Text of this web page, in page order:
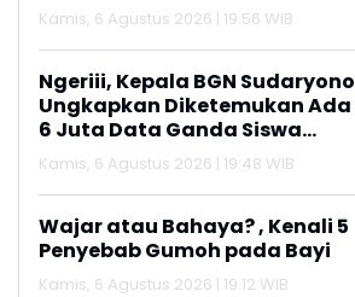
Kamis, 6 Agustus 2026 | 19:56 WIB
Ngeriii, Kepala BGN Sudaryono
Ungkapkan Diketemukan Ada
6 Juta Data Ganda Siswa
Penerima MBG
Kamis, 6 Agustus 2026 | 19:48 WIB
Wajar atau Bahaya? , Kenali 5
Penyebab Gumoh pada Bayi
Kamis, 6 Agustus 2026 | 19:12 WIB